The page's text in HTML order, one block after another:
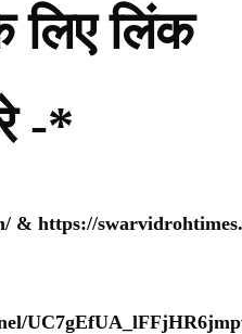
लिंक
-*
& https://